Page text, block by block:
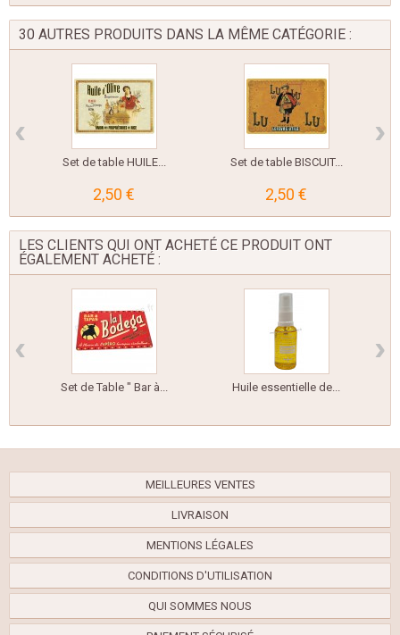
30 AUTRES PRODUITS DANS LA MÊME CATÉGORIE :
Set de table HUILE...
2,50 €
Set de table BISCUIT...
2,50 €
‹ ›
LES CLIENTS QUI ONT ACHETÉ CE PRODUIT ONT
ÉGALEMENT ACHETÉ :
Set de Table " Bar à... Huile essentielle de...
‹ ›
MEILLEURES VENTES
LIVRAISON
MENTIONS LÉGALES
CONDITIONS D'UTILISATION
QUI SOMMES NOUS